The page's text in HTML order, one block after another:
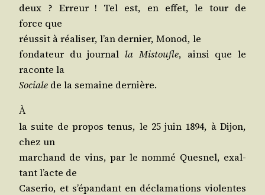
deux ? Erreur ! Tel est, en effet, le tour de
force que
réus­sit à réa­li­ser, l’an der­nier, Monod, le
fon­da­teur du jour­nal la Mis­toufle, ain­si que le
raconte la
Sociale de la semaine dernière.
À
la suite de pro­pos tenus, le 25 juin 1894, à Dijon,
chez un
mar­chand de vins, par le nom­mé Ques­nel, exal­
tant l’acte de
Case­rio, et s’é­pan­dant en décla­ma­tions vio­lentes